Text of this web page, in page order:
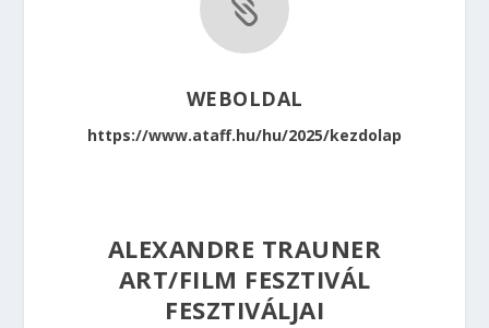

WEBOLDAL
https://www.ataff.hu/hu/2025/kezdolap
ALEXANDRE TRAUNER
ART/FILM FESZTIVÁL
FESZTIVÁLJAI